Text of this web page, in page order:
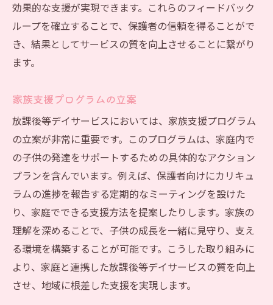
効果的な支援が実現できます。これらのフィードバック
ループを確立することで、保護者の信頼を得ることがで
き、結果としてサービスの質を向上させることに繋がり
ます。
家族支援プログラムの立案
放課後等デイサービスにおいては、家族支援プログラム
の立案が非常に重要です。このプログラムは、家庭内で
の子供の発達をサポートするための具体的なアクション
プランを含んでいます。例えば、保護者向けにカリキュ
ラムの進捗を報告する定期的なミーティングを設けた
り、家庭でできる支援方法を提案したりします。家族の
理解を深めることで、子供の成長を一緒に見守り、支え
る環境を構築することが可能です。こうした取り組みに
より、家庭と連携した放課後等デイサービスの質を向上
させ、地域に根差した支援を実現します。